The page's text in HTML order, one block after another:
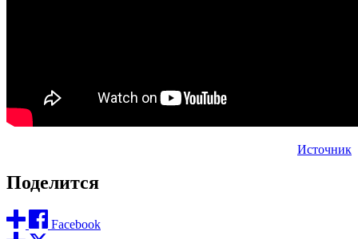
Источник
Поделится
Facebook